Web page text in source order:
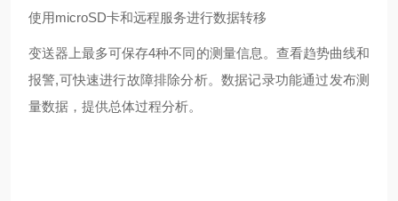
使用microSD卡和远程服务进行数据转移
变送器上最多可保存4种不同的测量信息。查看趋势曲线和
报警,可快速进行故障排除分析。数据记录功能通过发布测
量数据，提供总体过程分析。